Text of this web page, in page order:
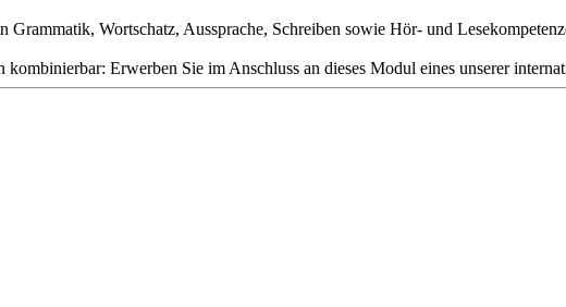
Wortschatz, Aussprache, Schreiben sowie Hör- und
Erwerben Sie im Anschluss an dieses Modul eines unserer